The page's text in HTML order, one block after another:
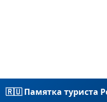
🇷🇺 Памятка туриста